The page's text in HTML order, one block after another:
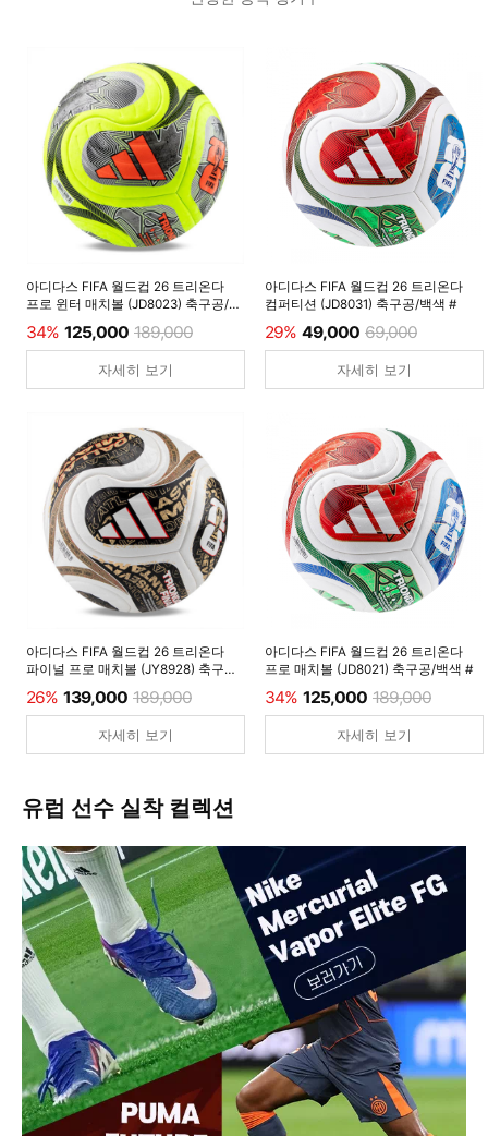
아디다스 FIFA 월드컵 26 트리온다
프로 윈터 매치볼 (JD8023) 축구공/
34% 125,000 189,000
자세히 보기
아디다스 FIFA 월드컵 26 트리온다
컴퍼티션 (JD8031) 축구공/백색 #
29% 49,000 69,000
자세히 보기
아디다스 FIFA 월드컵 26 트리온다
파이널 프로 매치볼 (JY8928) 축구공/
26% 139,000 189,000
자세히 보기
아디다스 FIFA 월드컵 26 트리온다
프로 매치볼 (JD8021) 축구공/백색 #
34% 125,000 189,000
자세히 보기
유럽 선수 실착 컬렉션